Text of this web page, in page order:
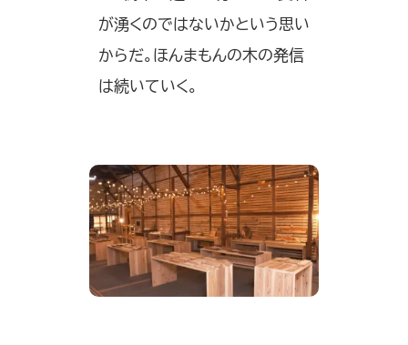
が湧くのではないかという思い
からだ。ほんまもんの木の発信
は続いていく。